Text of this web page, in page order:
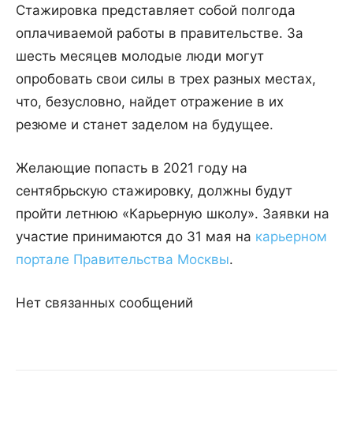
Стажировка представляет собой полгода
оплачиваемой работы в правительстве. За
шесть месяцев молодые люди могут
опробовать свои силы в трех разных местах,
что, безусловно, найдет отражение в их
резюме и станет заделом на будущее.
Желающие попасть в 2021 году на
сентябрьскую стажировку, должны будут
пройти летнюю «Карьерную школу». Заявки на
участие принимаются до 31 мая на карьерном
портале Правительства Москвы.
Нет связанных сообщений